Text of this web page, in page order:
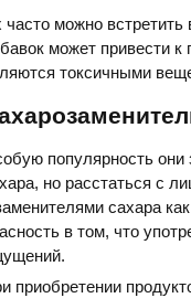
часто можно встретить
может привести
токсичными
популярность они
но расстаться с
сахара
в том, что
приобретении